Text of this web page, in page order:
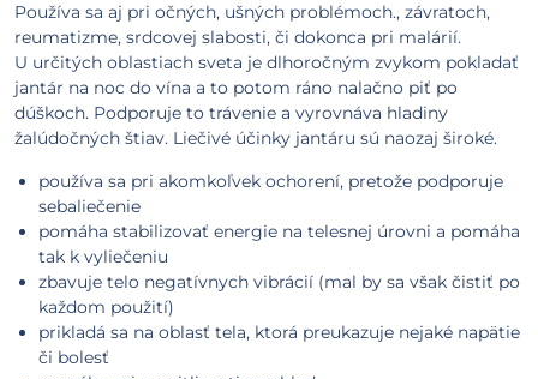
Používa sa aj pri očných, ušných problémoch., závratoch,
reumatizme, srdcovej slabosti, či dokonca pri malárií.
U určitých oblastiach sveta je dlhoročným zvykom pokladať
jantár na noc do vína a to potom ráno nalačno piť po
dúškoch. Podporuje to trávenie a vyrovnáva hladiny
žalúdočných štiav. Liečivé účinky jantáru sú naozaj široké.
používa sa pri akomkoľvek ochorení, pretože podporuje
sebaliečenie
pomáha stabilizovať energie na telesnej úrovni a pomáha
tak k vyliečeniu
zbavuje telo negatívnych vibrácií (mal by sa však čistiť po
každom použití)
prikladá sa na oblasť tela, ktorá preukazuje nejaké napätie
či bolesť